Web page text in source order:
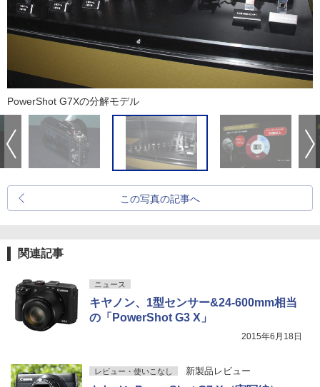
PowerShot G7Xの分解モデル
この写真の記事へ
関連記事
ニュース
キヤノン、1型センサー&24-600mm相当
の「PowerShot G3 X」
2015年6月18日
レビュー・使いこなし 新製品レビュー